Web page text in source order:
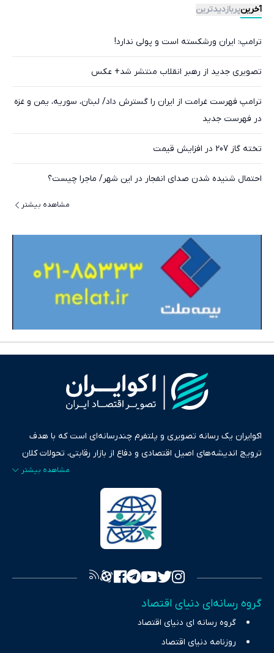
آخرینپربازدیدترین
ترامپ: ایران ورشکسته است و پولی ندارد!
تصویری جدید از رهبر انقلاب منتشر شد+ عکس
ترامپ فهرست غرامت از ایران را گسترش داد/ لبنان، سوریه، یمن و غزه
در فهرست جدید
تخته گاز 207 در افزایش قیمت
احتمال شنیده شدن صدای انفجار در این شهر/ ماجرا چیست؟
مشاهده بیشتر
اکوایران یک رسانه تصویری و پلتفرم چندرسانه‌ای است که با هدف
ترویج اندیشه‌های اصیل اقتصادی و دفاع از بازار رقابتی، تحولات کلان
ایران و جهان را در قالب‌های ویدیو، پادکست، متن و گزارش‌های تحلیلی
پایش می‌کند. این رسانه به عنوان منبعی دقیق و قابل اعتماد، فراتر از
اطلاع‌رسانی صرف، به تبیین سیاست‌ها و کارکردهای بازارهای مالی،
سرمایه‌گذاری، تجارت و حوزه‌های نوظهور می‌پردازد. اکوایران با پایبندی
به اصول «انصاف، امانت و صداقت»، بستری برای انعکاس آراء متنوع
تصویری شفاف از واقعیت‌های اقتصادی ارائه دهد. ما در اکوایران با
چالش‌های فقر و بیکاری را جست‌وجو کرده و در کنار تحلیل آمارها،
نیازهای خبری مخاطبان در حوزه‌های اثرگذار بر اقتصاد را با رویکردی
حرفه‌ای و روزآمد پوشش می‌دهیم.
گروه رسانه‌ای دنیای اقتصاد
گروه رسانه ای دنیای اقتصاد
روزنامه دنیای اقتصاد